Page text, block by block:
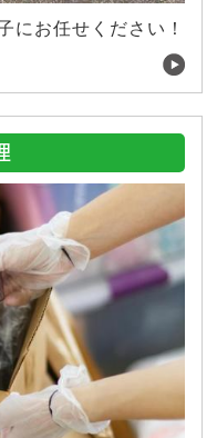
にお任せください！